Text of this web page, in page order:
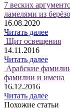
7 веских
ламелями из
16.08.2020
Читать далее
Щит освещения
14.11.2016
Читать далее
Арабские
фамилии и имена
16.12.2016
Читать далее
Похожие статьи